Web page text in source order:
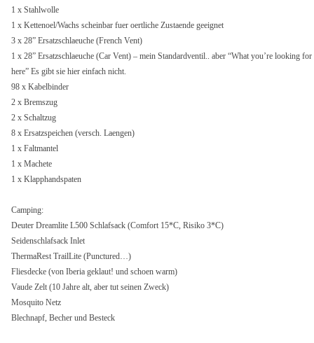
1 x Stahlwolle
1 x Kettenoel/Wachs scheinbar fuer oertliche Zustaende geeignet
3 x 28” Ersatzschlaeuche (French Vent)
1 x 28” Ersatzschlaeuche (Car Vent) – mein Standardventil.. aber “What you’re looking
here” Es gibt sie hier einfach nicht.
98 x Kabelbinder
2 x Bremszug
2 x Schaltzug
8 x Ersatzspeichen (versch. Laengen)
1 x Faltmantel
1 x Machete
1 x Klapphandspaten
Camping:
Deuter Dreamlite L500 Schlafsack (Comfort 15*C, Risiko 3*C)
Seidenschlafsack Inlet
ThermaRest TrailLite (Punctured…)
Fliesdecke (von Iberia geklaut! und schoen warm)
Vaude Zelt (10 Jahre alt, aber tut seinen Zweck)
Mosquito Netz
Blechnapf, Becher und Besteck